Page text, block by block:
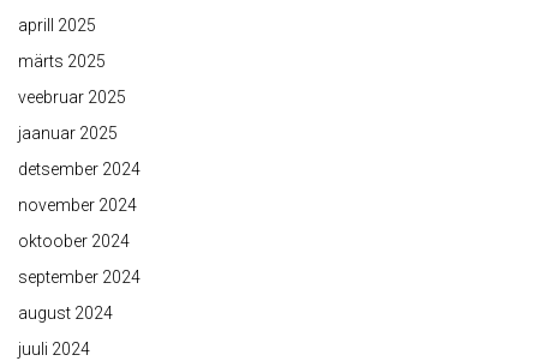
aprill 2025
märts 2025
veebruar 2025
jaanuar 2025
detsember 2024
november 2024
oktoober 2024
september 2024
august 2024
juuli 2024